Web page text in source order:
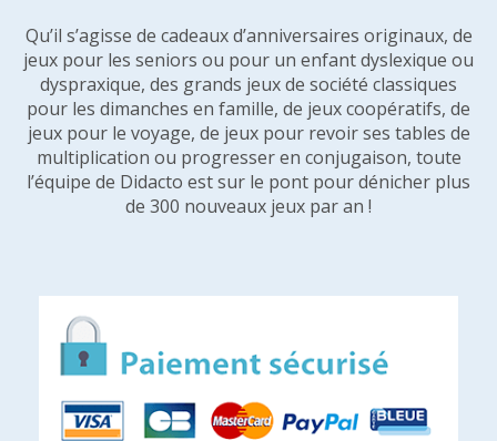
Qu’il s’agisse de cadeaux d’anniversaires originaux, de
jeux pour les seniors ou pour un enfant dyslexique ou
dyspraxique, des grands jeux de société classiques
pour les dimanches en famille, de jeux coopératifs, de
jeux pour le voyage, de jeux pour revoir ses tables de
multiplication ou progresser en conjugaison, toute
l’équipe de Didacto est sur le pont pour dénicher plus
de 300 nouveaux jeux par an !